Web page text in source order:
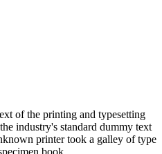
of the printing and typesetting
industry's standard dummy text
printer took a galley of type